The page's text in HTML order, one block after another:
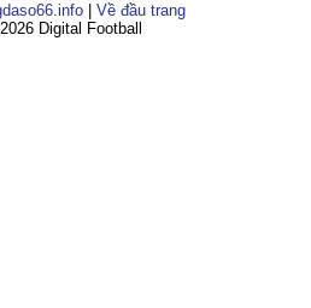
Về đầu trang
Digital Football